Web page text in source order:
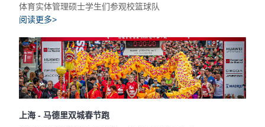
体育实体管理硕士学生们参观校篮球队
阅读更多>
上海 - 马德里双城春节跑